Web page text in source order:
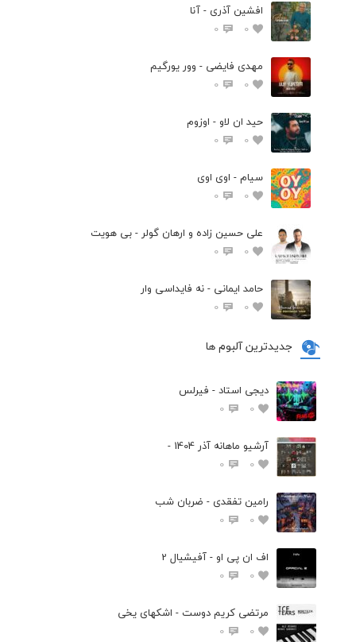
افشین آذری - آنا
0
0
مهدی فایضی - وور یورگیم
0
0
حید ان لاو - اوزوم
0
0
سیام - اوی اوی
0
0
علی حسین زاده و ارهان گولر - بی هویت
0
0
حامد ایمانی - نه فایداسی وار
0
0
جدیدترین آلبوم ها
دیجی استاد - فیرلس
0
0
آرشیو ماهانه آذر 1404 -
0
0
رامین تفقدی - ضربان شب
0
0
اف ان پی او - آفیشیال 2
0
0
مرتضی کریم دوست - اشکهای یخی
0
0